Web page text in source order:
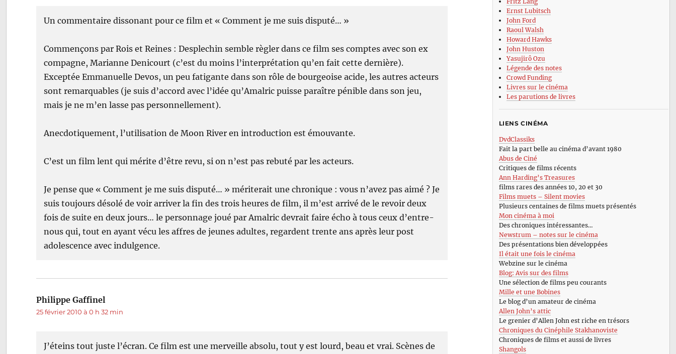
Un commentaire dissonant pour ce film et « Comment je me suis disputé… »
Commençons par Rois et Reines : Desplechin semble règler dans ce film ses comptes avec son ex
compagne, Marianne Denicourt (c’est du moins l’interprétation qu’en fait cette dernière).
Exceptée Emmanuelle Devos, un peu fatigante dans son rôle de bourgeoise acide, les autres acteurs
sont remarquables (je suis d’accord avec l’idée qu’Amalric puisse paraître pénible dans son jeu,
mais je ne m’en lasse pas personnellement).
Anecdotiquement, l’utilisation de Moon River en introduction est émouvante.
C’est un film lent qui mérite d’être revu, si on n’est pas rebuté par les acteurs.
Je pense que « Comment je me suis disputé… » mériterait une chronique : vous n’avez pas aimé ? Je
suis toujours désolé de voir arriver la fin des trois heures de film, il m’est arrivé de le revoir deux
fois de suite en deux jours… le personnage joué par Amalric devrait faire écho à tous ceux d’entre-
nous qui, tout en ayant vécu les affres de jeunes adultes, regardent trente ans après leur post
adolescence avec indulgence.
Philippe Gaffinel
25 février 2010 à 0 h 32 min
J’éteins tout juste l’écran. Ce film est une merveille absolu, tout y est lourd, beau et vrai. Scènes de
Ernst Lubitsch
John Ford
Raoul Walsh
Howard Hawks
John Huston
Yasujirô Ozu
Légende des notes
Crowd Funding
Livres sur le cinéma
Les parutions de livres
LIENS CINÉMA
DvdClassiks
Fait la part belle au cinéma d’avant 1980
Abus de Ciné
Critiques de films récents
Ann Harding’s Treasures
films rares des années 10, 20 et 30
Films muets – Silent movies
Plusieurs centaines de films muets présentés
Mon cinéma à moi
Des chroniques intéressantes…
Newstrum – notes sur le cinéma
Des présentations bien développées
Il était une fois le cinéma
Webzine sur le cinéma
Blog: Avis sur des films
Une sélection de films peu courants
Mille et une Bobines
Le blog d’un amateur de cinéma
Allen John’s attic
Le grenier d’Allen John est riche en trésors
Chroniques du Cinéphile Stakhanoviste
Chroniques de films et aussi de livres
Shangols